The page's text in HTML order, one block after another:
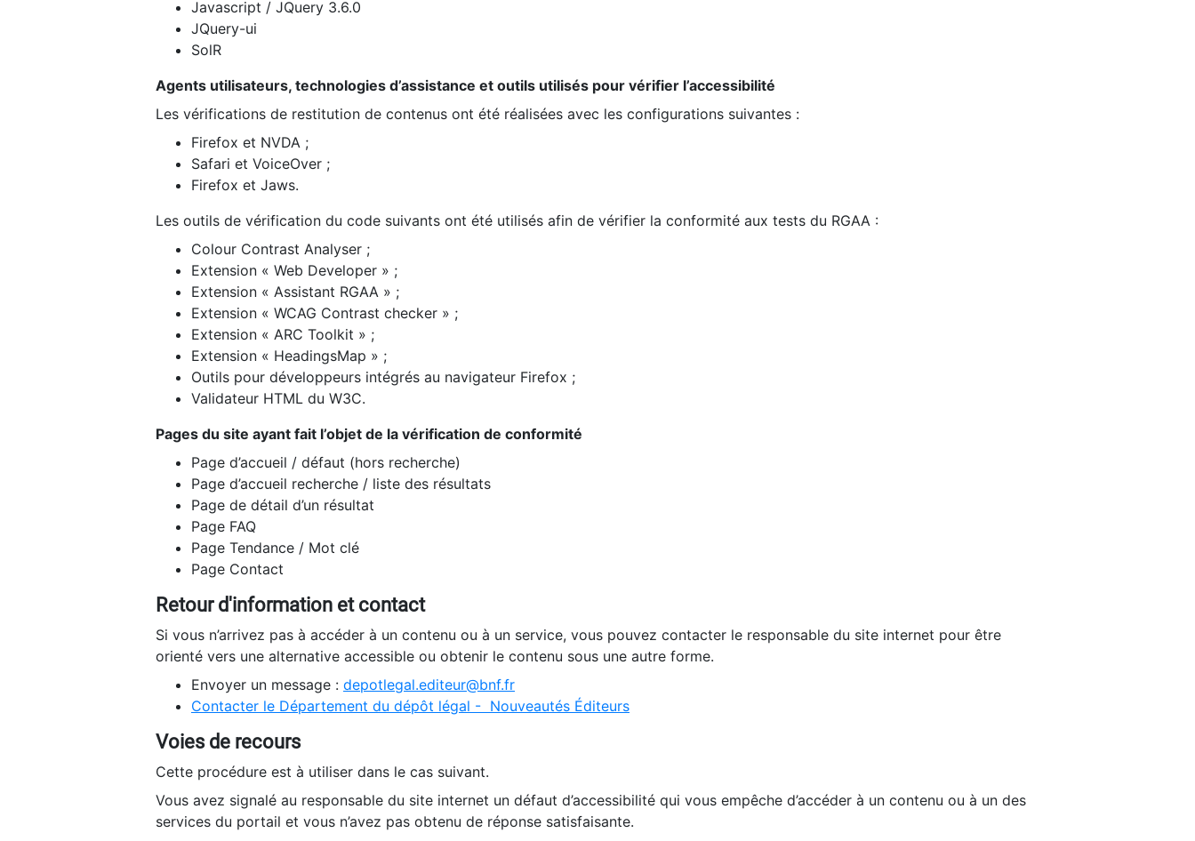
Javascript / JQuery 3.6.0
JQuery-ui
SolR
Agents utilisateurs, technologies d’assistance et outils utilisés pour vérifier l’accessibilité
Les vérifications de restitution de contenus ont été réalisées avec les configurations suivantes :
Firefox et NVDA ;
Safari et VoiceOver ;
Firefox et Jaws.
Les outils de vérification du code suivants ont été utilisés afin de vérifier la conformité aux tests du RGAA :
Colour Contrast Analyser ;
Extension « Web Developer » ;
Extension « Assistant RGAA » ;
Extension « WCAG Contrast checker » ;
Extension « ARC Toolkit » ;
Extension « HeadingsMap » ;
Outils pour développeurs intégrés au navigateur Firefox ;
Validateur HTML du W3C.
Pages du site ayant fait l’objet de la vérification de conformité
Page d’accueil / défaut (hors recherche)
Page d’accueil recherche / liste des résultats
Page de détail d’un résultat
Page FAQ
Page Tendance / Mot clé
Page Contact
Retour d'information et contact
Si vous n’arrivez pas à accéder à un contenu ou à un service, vous pouvez contacter le responsable du site internet pour être
orienté vers une alternative accessible ou obtenir le contenu sous une autre forme.
Envoyer un message : depotlegal.editeur@bnf.fr
Contacter le Département du dépôt légal - Nouveautés Éditeurs
Voies de recours
Cette procédure est à utiliser dans le cas suivant.
Vous avez signalé au responsable du site internet un défaut d’accessibilité qui vous empêche d’accéder à un contenu ou à un des
services du portail et vous n’avez pas obtenu de réponse satisfaisante.